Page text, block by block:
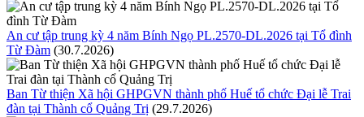
An cư tập trung kỳ 4 năm Bính Ngọ PL.2570-DL.2026 tại Tổ đình
Từ Đàm (30.7.2026)
Ban Từ thiện Xã hội GHPGVN thành phố Huế tổ chức Đại lễ Trai
đàn tại Thành cổ Quảng Trị (29.7.2026)